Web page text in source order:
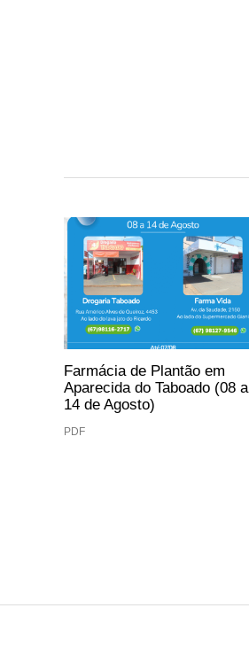
Farmácia de Plantão em
Aparecida do Taboado (08 a
14 de Agosto)
PDF